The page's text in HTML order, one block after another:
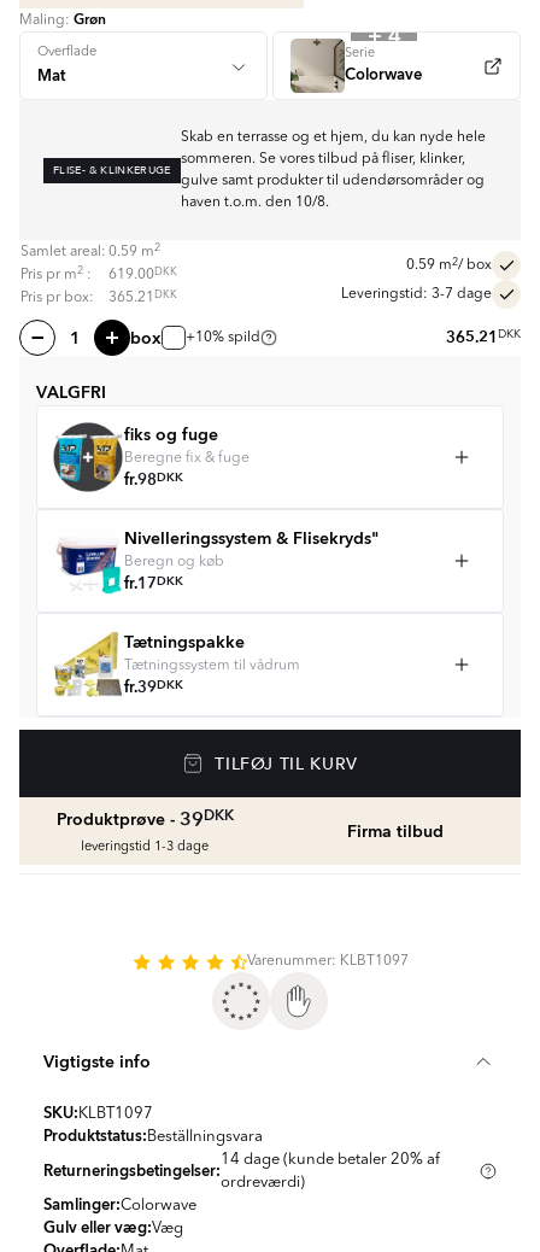
Maling: Grøn
+ 4
Overflade Serie
Colorwave
FLISE- & KLINKERUGE
Skab en terrasse og et hjem, du kan nyde hele
sommeren. Se vores tilbud på fliser, klinker,
gulve samt produkter til udendørsområder og
haven t.o.m. den 10/8.
Samlet areal: 0.59 m 2
Pris pr m 2 : 619.00DKK
Pris pr box: 365.21 DKK
0.59 m2/ box
Leveringstid: 3-7 dage
box +10% spild 365.21 DKK
VALGFRI
fiks og fuge
Beregne fix & fuge
fr.98DKK
Nivelleringssystem & Flisekryds"
Beregn og køb
fr.17DKK
Tætningspakke
Tætningssystem til vådrum
fr.39DKK
Se farver og beregn den rette mængde
fr.75 DKK
Fliseliste
TILFØJ TIL KURV
Produktprøve - 39DKK
leveringstid 1-3 dage
Firma tilbud
Varenummer: KLBT1097
Vigtigste info
SKU: KLBT1097
Produktstatus: Beställningsvara
Returneringsbetingelser:14 dage (kunde betaler 20% af
ordreværdi)
Samlinger:Colorwave
Gulv eller væg:Væg